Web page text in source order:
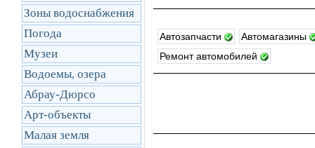
Зоны водоснабжения
Погода
Музеи
Водоемы, озера
Абрау-Дюрсо
Арт-объекты
Малая земля
Автозапчасти
Автомагазины
Ремонт автомобилей